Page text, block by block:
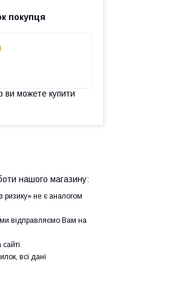
покупця
ви можете купити
нашого магазину:
ризику» не є аналогом
відправляємо Вам на
всі дані